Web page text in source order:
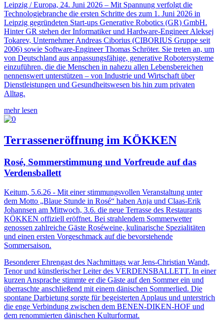
Leipzig / Europa, 24. Juni 2026 – Mit Spannung verfolgt die
Technologiebranche die ersten Schritte des zum 1. Juni 2026 in
Leipzig gegründeten Start-ups Generative Robotics (GR) GmbH.
Hinter GR stehen der Informatiker und Hardware-Engineer Aleksej
Tokarev, Unternehmer Andreas Ciborius (CIBORIUS Gruppe seit
2006) sowie Software-Engineer Thomas Schröter. Sie treten an, um
von Deutschland aus anpassungsfähige, generative Robotersysteme
einzuführen, die die Menschen in nahezu allen Lebensbereichen
nennenswert unterstützen – von Industrie und Wirtschaft über
Dienstleistungen und Gesundheitswesen bis hin zum privaten
Alltag.
mehr lesen
Terrasseneröffnung im KÖKKEN
Rosé, Sommerstimmung und Vorfreude auf das
Verdensballett
Keitum, 5.6.26 - Mit einer stimmungsvollen Veranstaltung unter
dem Motto „Blaue Stunde in Rosé“ haben Anja und Claas-Erik
Johannsen am Mittwoch, 3.6. die neue Terrasse des Restaurants
KÖKKEN offiziell eröffnet. Bei strahlendem Sommerwetter
genossen zahlreiche Gäste Roséweine, kulinarische Spezialitäten
und einen ersten Vorgeschmack auf die bevorstehende
Sommersaison.
Besonderer Ehrengast des Nachmittags war Jens-Christian Wandt,
Tenor und künstlerischer Leiter des VERDENSBALLETT. In einer
kurzen Ansprache stimmte er die Gäste auf den Sommer ein und
überraschte anschließend mit einem dänischen Sommerlied. Die
spontane Darbietung sorgte für begeisterten Applaus und unterstrich
die enge Verbindung zwischen dem BENEN-DIKEN-HOF und
dem renommierten dänischen Kulturformat.